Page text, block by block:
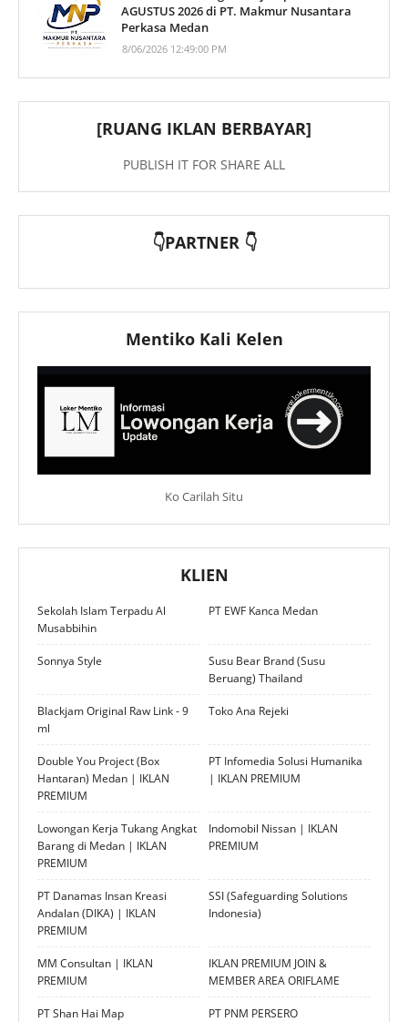
AGUSTUS 2026 di PT. Makmur Nusantara
Perkasa Medan
8/06/2026 12:49:00 PM
[RUANG IKLAN BERBAYAR]
PUBLISH IT FOR SHARE ALL
👇PARTNER 👇
Mentiko Kali Kelen
Ko Carilah Situ
KLIEN
Sekolah Islam Terpadu Al
Musabbihin
PT EWF Kanca Medan
Sonnya Style
Susu Bear Brand (Susu
Beruang) Thailand
Blackjam Original Raw Link - 9
ml
Toko Ana Rejeki
Double You Project (Box
Hantaran) Medan | IKLAN
PREMIUM
PT Infomedia Solusi Humanika
| IKLAN PREMIUM
Lowongan Kerja Tukang Angkat
Barang di Medan | IKLAN
PREMIUM
Indomobil Nissan | IKLAN
PREMIUM
PT Danamas Insan Kreasi
Andalan (DIKA) | IKLAN
PREMIUM
SSI (Safeguarding Solutions
Indonesia)
MM Consultan | IKLAN
PREMIUM
IKLAN PREMIUM JOIN &
MEMBER AREA ORIFLAME
PT Shan Hai Map PT PNM PERSERO